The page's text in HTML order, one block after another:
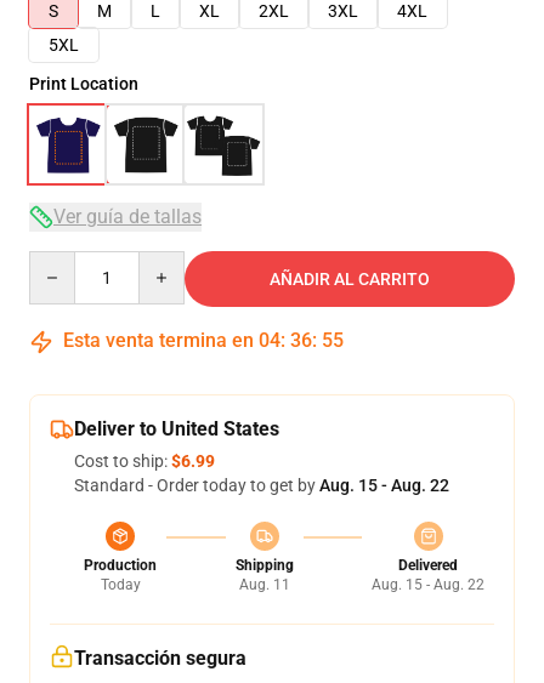
S
M L XL 2XL 3XL
4XL
5XL
Print Location
Ver guía de tallas
AÑADIR AL CARRITO
Esta venta termina en 04: 36: 54
Deliver to United States
Cost to ship:$6.99
Standard - Order today to get byAug. 15 - Aug. 22
Production
Today
Shipping
Aug. 11
Delivered
Aug. 15 - Aug. 22
Transacción segura